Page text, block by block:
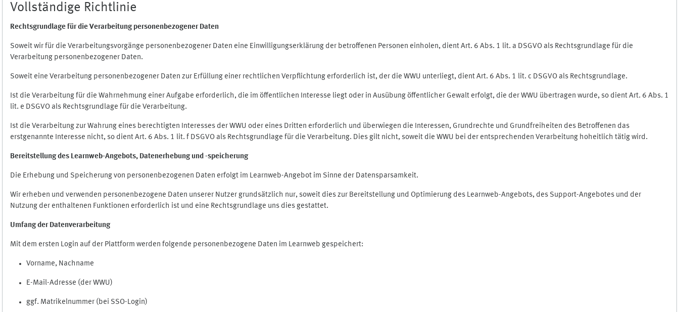
Vollständige Richtlinie
Rechtsgrundlage für die Verarbeitung personenbezogener Daten
Soweit wir für die Verarbeitungsvorgänge personenbezogener Daten eine Einwilligungserklärung der betroffenen Personen einholen, dient Art. 6 Abs. 1 lit. a DSGVO als Rechtsgrundlage für die
Verarbeitung personenbezogener Daten.
Soweit eine Verarbeitung personenbezogener Daten zur Erfüllung einer rechtlichen Verpflichtung erforderlich ist, der die WWU unterliegt, dient Art. 6 Abs. 1 lit. c DSGVO als Rechtsgrundlage.
Ist die Verarbeitung für die Wahrnehmung einer Aufgabe erforderlich, die im öffentlichen Interesse liegt oder in Ausübung öffentlicher Gewalt erfolgt, die der WWU übertragen wurde, so dient Art. 6 Abs. 1
lit. e DSGVO als Rechtsgrundlage für die Verarbeitung.
Ist die Verarbeitung zur Wahrung eines berechtigten Interesses der WWU oder eines Dritten erforderlich und überwiegen die Interessen, Grundrechte und Grundfreiheiten des Betroffenen das
erstgenannte Interesse nicht, so dient Art. 6 Abs. 1 lit. f DSGVO als Rechtsgrundlage für die Verarbeitung. Dies gilt nicht, soweit die WWU bei der entsprechenden Verarbeitung hoheitlich tätig wird.
Bereitstellung des Learnweb-Angebots, Datenerhebung und -speicherung
Die Erhebung und Speicherung von personenbezogenen Daten erfolgt im Learnweb-Angebot im Sinne der Datensparsamkeit.
Wir erheben und verwenden personenbezogene Daten unserer Nutzer grundsätzlich nur, soweit dies zur Bereitstellung und Optimierung des Learnweb-Angebots, des Support-Angebotes und der
Nutzung der enthaltenen Funktionen erforderlich ist und eine Rechtsgrundlage uns dies gestattet.
Umfang der Datenverarbeitung
Mit dem ersten Login auf der Plattform werden folgende personenbezogene Daten im Learnweb gespeichert:
Vorname, Nachname
E-Mail-Adresse (der WWU)
ggf. Matrikelnummer (bei SSO-Login)